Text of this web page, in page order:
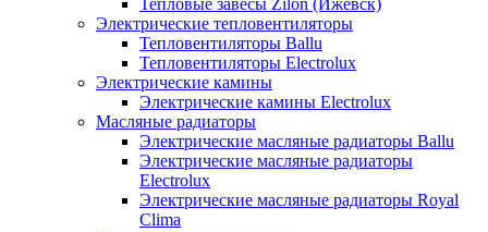
Тепловые завесы Zilon (Ижевск)
Электрические тепловентиляторы
Тепловентиляторы Ballu
Тепловентиляторы Electrolux
Электрические камины
Электрические камины Electrolux
Масляные радиаторы
Электрические масляные радиаторы Ballu
Электрические масляные радиаторы
Electrolux
Электрические масляные радиаторы Royal
Clima